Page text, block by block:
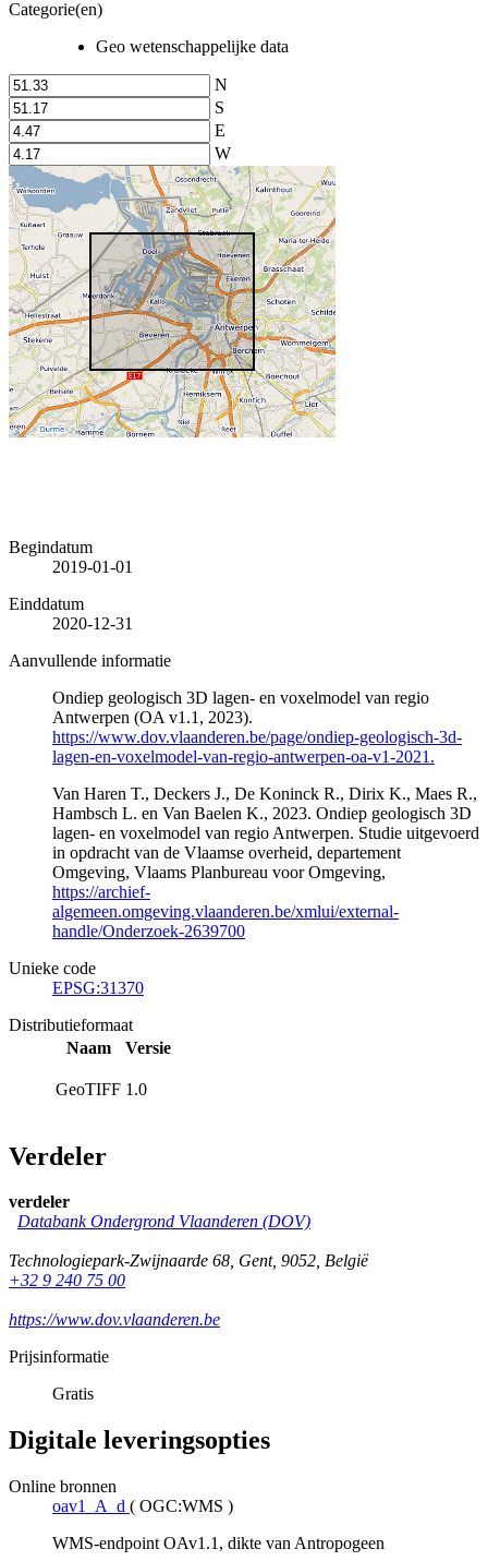
Categorie(en)
Geo wetenschappelijke data
N
S
E
W
Begindatum
2019-01-01
Einddatum
2020-12-31
Aanvullende informatie
Ondiep geologisch 3D lagen- en voxelmodel van regio
Antwerpen (OA v1.1, 2023).
https://www.dov.vlaanderen.be/page/ondiep-geologisch-3d-
lagen-en-voxelmodel-van-regio-antwerpen-oa-v1-2021.
Van Haren T., Deckers J., De Koninck R., Dirix K., Maes R.,
Hambsch L. en Van Baelen K., 2023. Ondiep geologisch 3D
lagen- en voxelmodel van regio Antwerpen. Studie uitgevoerd
in opdracht van de Vlaamse overheid, departement
Omgeving, Vlaams Planbureau voor Omgeving,
https://archief-
algemeen.omgeving.vlaanderen.be/xmlui/external-
handle/Onderzoek-2639700
Unieke code
EPSG:31370
Distributieformaat
Naam
Versie
GeoTIFF 1.0
Verdeler
verdeler
Databank Ondergrond Vlaanderen (DOV)
Technologiepark-Zwijnaarde 68, Gent, 9052, België
+32 9 240 75 00
https://www.dov.vlaanderen.be
Prijsinformatie
Gratis
Digitale leveringsopties
Online bronnen
oav1_A_d ( OGC:WMS )
WMS-endpoint OAv1.1, dikte van Antropogeen